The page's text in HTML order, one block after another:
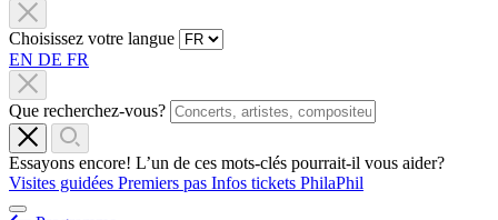
Choisissez votre langue
EN DE FR
Que recherchez-vous?
Essayons encore! L’un de ces mots-clés pourrait-il vous aider?
Visites guidées Premiers pas Infos tickets PhilaPhil